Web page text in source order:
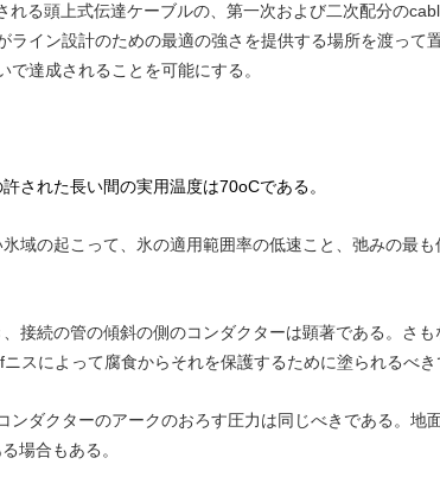
れる頭上式伝達ケーブルの、第一次および二次配分の
ライン設計のための最適の強さを提供する場所を渡っ
達成されることを可能にする。
された長い間の実用温度は70oCである。
氷域の起こって、氷の適用範囲率の低速こと、弛みの最
、接続の管の傾斜の側のコンダクターは顕著である。さ
スによって腐食からそれを保護するために塗られるべき
ンダクターのアークのおろす圧力は同じべきである。
場合もある。